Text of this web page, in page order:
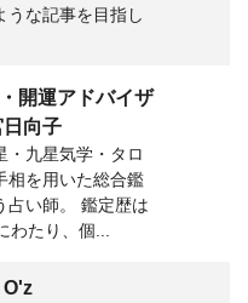
うな記事を目指し
開運アドバイザ
日向子
・九星気学・タロ
相を用いた総合鑑
占い師。 鑑定歴は
わたり、個...